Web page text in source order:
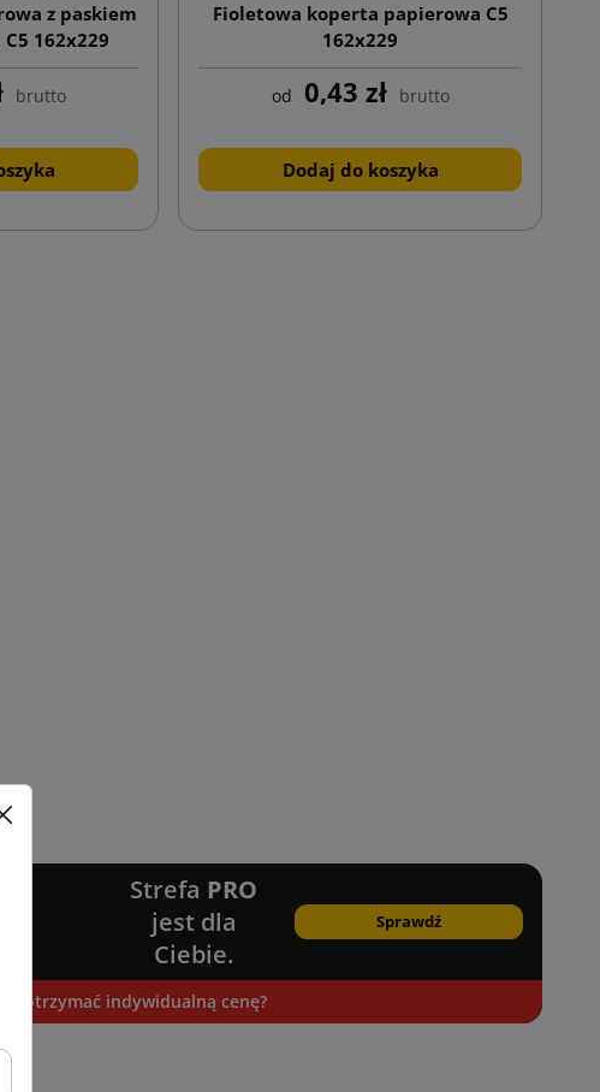
z paskiem
162x229
brutto
Fioletowa koperta papierowa C5
162x229
od 0,43 zł brutto
Dodaj do koszyka
Strefa PRO
jest dla
Ciebie.
Sprawdź
i otrzymać indywidualną cenę?